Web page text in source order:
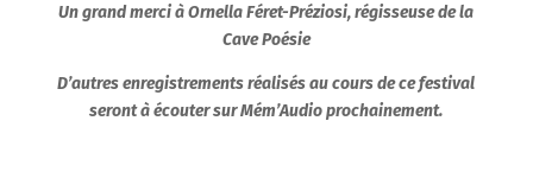
Un grand merci à Ornella Féret-Préziosi, régisseuse de la
Cave Poésie
D’autres enregistrements réalisés au cours de ce festival
seront à écouter sur Mém’Audio prochainement.